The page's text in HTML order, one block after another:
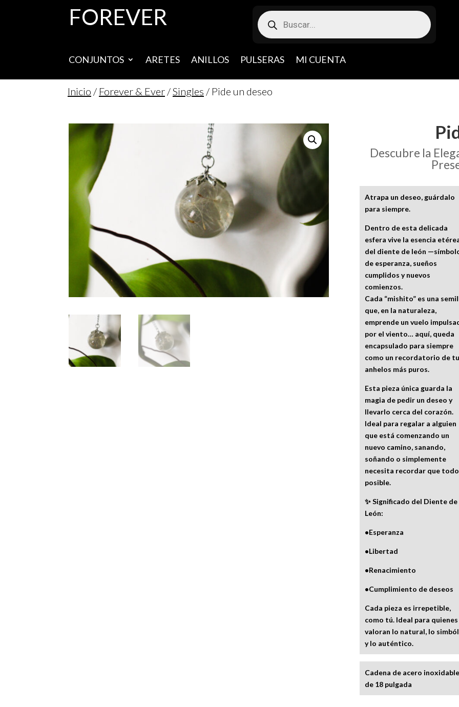
FOREVER Búsqueda
de
productos
CONJUNTOS ARETES ANILLOS PULSERAS MI CUENTA
Inicio / Forever & Ever / Singles / Pide un deseo
Descubre la
Atrapa un deseo, guárdalo
para siempre.
Dentro de esta delicada
esfera vive la esencia
del diente de león
de esperanza, sueños
cumplidos y nuevos
comienzos.
Cada “mishito” es una
que, en la naturaleza,
emprende un vuelo
por el viento… aquí, queda
encapsulado para siempre
como un recordatorio de
anhelos más puros.
Esta pieza única guarda la
magia de pedir un deseo y
llevarlo cerca del corazón.
Ideal para regalar a alguien
que está comenzando un
nuevo camino, sanando,
soñando o simplemente
necesita recordar que todo
posible.
✨ Significado del Diente de
León:
•Esperanza
•Libertad
•Renacimiento
•Cumplimiento de deseos
Cada pieza es irrepetible,
como tú. Ideal para quienes
valoran lo natural, lo
y lo auténtico.
Cadena de acero inoxidable
de 18 pulgada